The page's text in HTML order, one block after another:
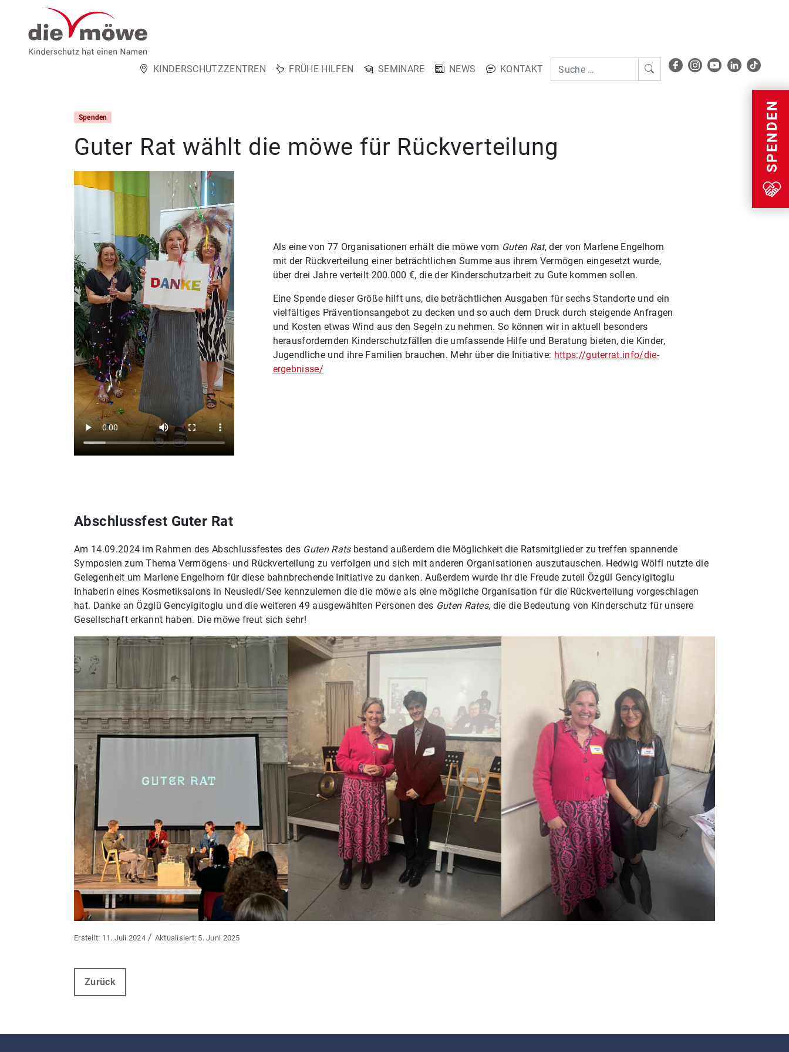
Weiter zum Inhalt
KINDERSCHUTZZENTREN FRÜHE HILFEN SEMINARE NEWS
KONTAKT
Menu
SPENDEN
Spenden
Guter Rat wählt die möwe für Rückverteilung
Als eine von 77 Organisationen erhält die möwe vom Guten Rat, der von Marlene Engelhorn
mit der Rückverteilung einer beträchtlichen Summe aus ihrem Vermögen eingesetzt wurde,
über drei Jahre verteilt 200.000 €, die der Kinderschutzarbeit zu Gute kommen sollen.
Eine Spende dieser Größe hilft uns, die beträchtlichen Ausgaben für sechs Standorte und ein
vielfältiges Präventionsangebot zu decken und so auch dem Druck durch steigende Anfragen
und Kosten etwas Wind aus den Segeln zu nehmen. So können wir in aktuell besonders
herausfordernden Kinderschutzfällen die umfassende Hilfe und Beratung bieten, die Kinder,
Jugendliche und ihre Familien brauchen. Mehr über die Initiative: https://guterrat.info/die-
ergebnisse/
Abschlussfest Guter Rat
Am 14.09.2024 im Rahmen des Abschlussfestes des Guten Ratsbestand außerdem die Möglichkeit die Ratsmitglieder zu treffen spannende
Symposien zum Thema Vermögens- und Rückverteilung zu verfolgen und sich mit anderen Organisationen auszutauschen. Hedwig Wölfl nutzte die
Gelegenheit um Marlene Engelhorn für diese bahnbrechende Initiative zu danken. Außerdem wurde ihr die Freude zuteil Özgül Gencyigitoglu
Inhaberin eines Kosmetiksalons in Neusiedl/See kennzulernen die die möwe als eine mögliche Organisation für die Rückverteilung vorgeschlagen
hat. Danke an Özglü Gencyigitoglu und die weiteren 49 ausgewählten Personen des Guten Rates, die die Bedeutung von Kinderschutz für unsere
Gesellschaft erkannt haben. Die möwe freut sich sehr!
11. Juli 2024 / 5. Juni 2025
Zurück